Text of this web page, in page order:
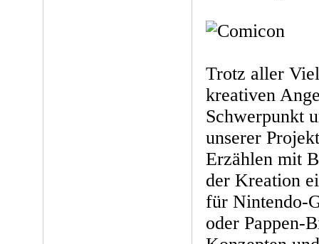
Trotz aller
kreativen
Schwerpunkt
unserer
Erzählen mit
der Kreation
für Nintendo-
oder Pappen-